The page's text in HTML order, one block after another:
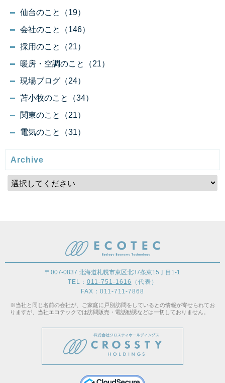
仙台のこと（19）
会社のこと（146）
採用のこと（21）
暖房・空調のこと（21）
現場ブログ（24）
苫小牧のこと（34）
関東のこと（21）
電気のこと（31）
Archive
〒007-0837 北海道札幌市東区北37条東15丁目1-1
TEL： 011-751-1616
（代表）
FAX：011-711-7868
※当社と同じ名前の会社が、ご家庭に戸別訪問をしているとの情報が寄せられてお
りますが、当社エコテックでは訪問販売・電話勧誘などは一切しておりません。